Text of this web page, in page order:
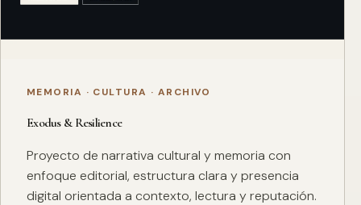
MEMORIA · CULTURA · ARCHIVO
Exodus & Resilience
Proyecto de narrativa cultural y memoria con
enfoque editorial, estructura clara y presencia
digital orientada a contexto, lectura y reputación.